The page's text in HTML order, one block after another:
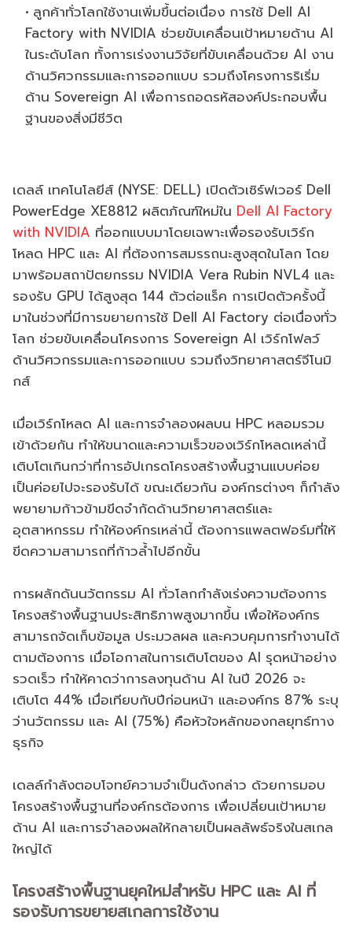
ลูกค้าทั่วโลกใช้งานเพิ่มขึ้นต่อเนื่อง การใช้ Dell AI
Factory with NVIDIA ช่วยขับเคลื่อนเป้าหมายด้าน AI
ในระดับโลก ทั้งการเร่งงานวิจัยที่ขับเคลื่อนด้วย AI งาน
ด้านวิศวกรรมและการออกแบบ รวมถึงโครงการริเริ่ม
ด้าน Sovereign AI เพื่อการถอดรหัสองค์ประกอบพื้น
ฐานของสิ่งมีชีวิต
เดลล์ เทคโนโลยีส์ (NYSE: DELL) เปิดตัวเซิร์ฟเวอร์ Dell
PowerEdge XE8812 ผลิตภัณฑ์ใหม่ใน Dell AI Factory
with NVIDIA ที่ออกแบบมาโดยเฉพาะเพื่อรองรับเวิร์ก
โหลด HPC และ AI ที่ต้องการสมรรถนะสูงสุดในโลก โดย
มาพร้อมสถาปัตยกรรม NVIDIA Vera Rubin NVL4 และ
รองรับ GPU ได้สูงสุด 144 ตัวต่อแร็ค การเปิดตัวครั้งนี้
มาในช่วงที่มีการขยายการใช้ Dell AI Factory ต่อเนื่องทั่ว
โลก ช่วยขับเคลื่อนโครงการ Sovereign AI เวิร์กโฟลว์
ด้านวิศวกรรมและการออกแบบ รวมถึงวิทยาศาสตร์จีโนมิ
กส์
เมื่อเวิร์กโหลด AI และการจำลองผลบน HPC หลอมรวม
เข้าด้วยกัน ทำให้ขนาดและความเร็วของเวิร์กโหลดเหล่านี้
เติบโตเกินกว่าที่การอัปเกรดโครงสร้างพื้นฐานแบบค่อย
เป็นค่อยไปจะรองรับได้ ขณะเดียวกัน องค์กรต่างๆ ก็กำลัง
พยายามก้าวข้ามขีดจำกัดด้านวิทยาศาสตร์และ
อุตสาหกรรม ทำให้องค์กรเหล่านี้ ต้องการแพลตฟอร์มที่ให้
ขีดความสามารถที่ก้าวล้ำไปอีกขั้น
การผลักดันนวัตกรรม AI ทั่วโลกกำลังเร่งความต้องการ
โครงสร้างพื้นฐานประสิทธิภาพสูงมากขึ้น เพื่อให้องค์กร
สามารถจัดเก็บข้อมูล ประมวลผล และควบคุมการทำงานได้
ตามต้องการ เมื่อโอกาสในการเติบโตของ AI รุดหน้าอย่าง
รวดเร็ว ทำให้คาดว่าการลงทุนด้าน AI ในปี 2026 จะ
เติบโต 44% เมื่อเทียบกับปีก่อนหน้า และองค์กร 87% ระบุ
ว่านวัตกรรม และ AI (75%) คือหัวใจหลักของกลยุทธ์ทาง
ธุรกิจ
เดลล์กำลังตอบโจทย์ความจำเป็นดังกล่าว ด้วยการมอบ
โครงสร้างพื้นฐานที่องค์กรต้องการ เพื่อเปลี่ยนเป้าหมาย
ด้าน AI และการจำลองผลให้กลายเป็นผลลัพธ์จริงในสเกล
ใหญ่ได้
โครงสร้างพื้นฐานยุคใหม่สำหรับ HPC และ AI ที่
รองรับการขยายสเกลการใช้งาน